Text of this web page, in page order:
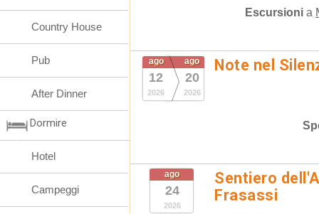
Escursioni a
ago
12
2026
ago
20
2026
Note nel
ago
24
2026
Sentiero
Frasassi
Country House
Pub
After Dinner
Dormire
Hotel
Campeggi